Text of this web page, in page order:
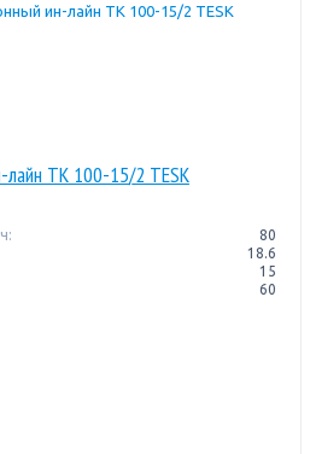
лайн TK 100-15/2 TESK
80
18.6
15
60